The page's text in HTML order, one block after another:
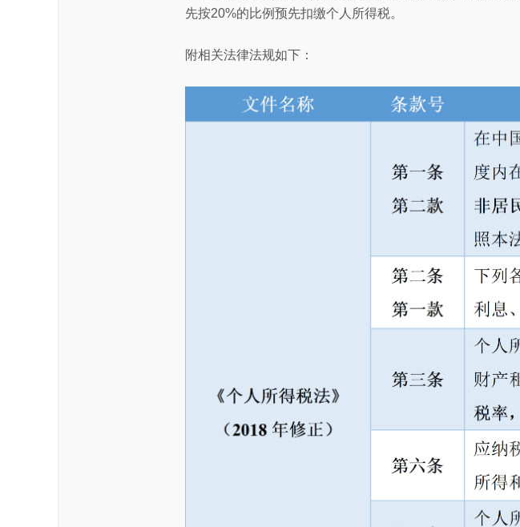
先按20%的比例预先扣缴个人所得税。
附相关法律法规如下：